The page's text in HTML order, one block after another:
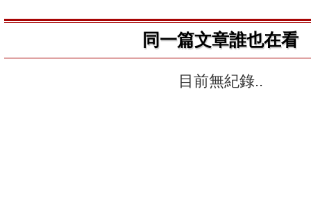
同一篇文章誰也在看
目前無紀錄..